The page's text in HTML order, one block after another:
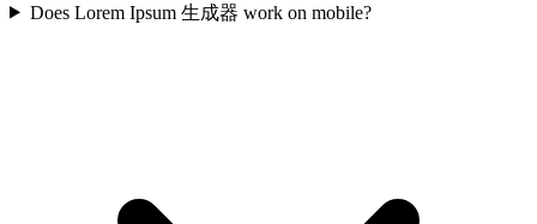
Does Lorem Ipsum 生成器 work on mobile?